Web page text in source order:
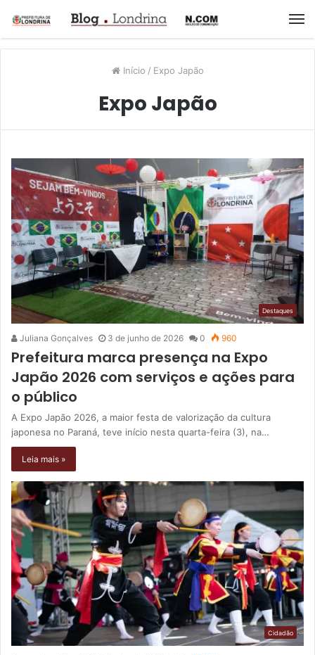
Início / Expo Japão
Expo Japão
Destaques
Juliana Gonçalves 3 de junho de 2026 0 960
Prefeitura marca presença na Expo
Japão 2026 com serviços e ações para
o público
A Expo Japão 2026, a maior festa de valorização da cultura
japonesa no Paraná, teve início nesta quarta-feira (3), na…
Leia mais »
Cidadão